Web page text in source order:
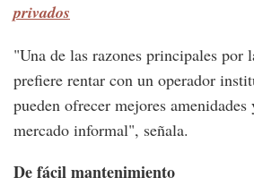
privados
"Una de las razones principales por
prefiere rentar con un operador
pueden ofrecer mejores
mercado informal", señala.
De fácil mantenimiento